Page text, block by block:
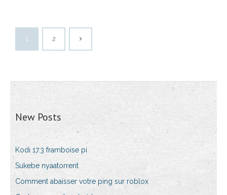
1 2
New Posts
Kodi 17.3 framboise pi
Sukebe nyaatorrent
Comment abaisser votre ping sur roblox